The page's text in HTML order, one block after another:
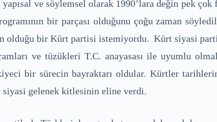
yapısal ve söylemsel olarak 1990’lara değin pek
bir parçası olduğunu çoğu zaman
olduğu bir Kürt partisi istemiyordu. Kürt siyasi
ve tüzükleri T.C. anayasası ile uyumlu
bir sürecin bayraktarı oldular. Kürtler
siyasi gelenek kitlesinin eline verdi.